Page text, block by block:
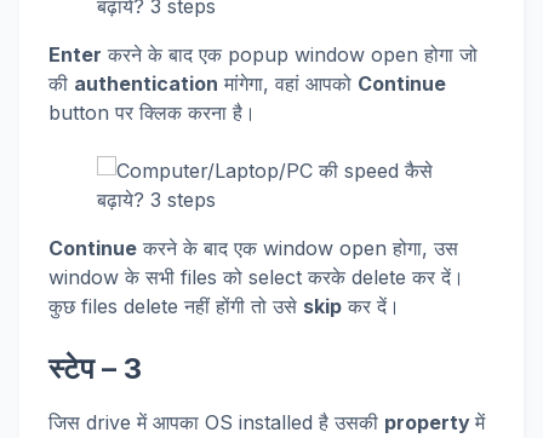
Enter करने के बाद एक popup window open होगा जो
की authentication मांगेगा, वहां आपको Continue
button पर क्लिक करना है।
Continue करने के बाद एक window open होगा, उस
window के सभी files को select करके delete कर दें।
कुछ files delete नहीं होंगी तो उसे skip कर दें।
स्टेप – 3
जिस drive में आपका OS installed है उसकी property में